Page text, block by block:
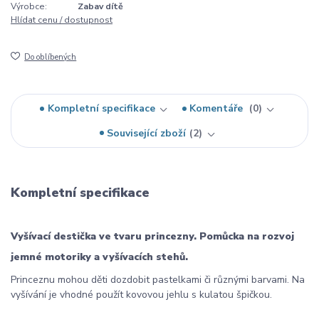
Výrobce:
Zabav dítě
Hlídat cenu / dostupnost
Do oblíbených
Kompletní specifikace Komentáře
0
Související zboží 2
Kompletní specifikace
Vyšívací destička ve tvaru princezny. Pomůcka na rozvoj
jemné motoriky a vyšívacích stehů.
Princeznu mohou děti dozdobit pastelkami či různými barvami. Na
vyšívání je vhodné použít kovovou jehlu s kulatou špičkou.